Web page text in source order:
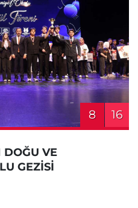
8 16
DOĞU VE
GEZİSİ